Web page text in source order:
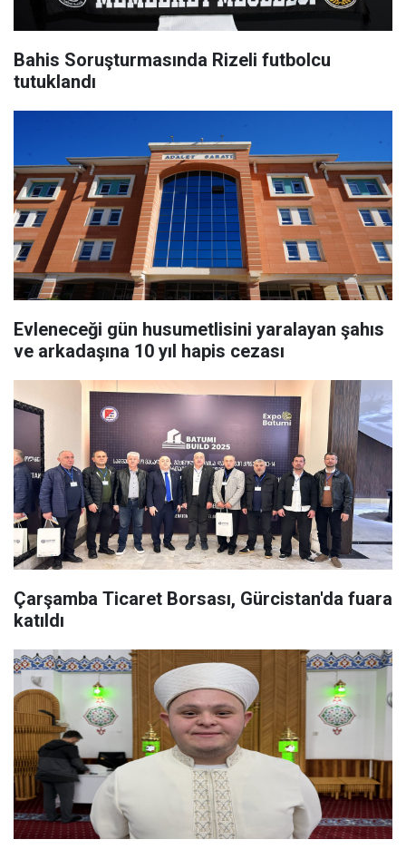
Bahis Soruşturmasında Rizeli futbolcu
tutuklandı
Evleneceği gün husumetlisini yaralayan şahıs
ve arkadaşına 10 yıl hapis cezası
Çarşamba Ticaret Borsası, Gürcistan'da fuara
katıldı